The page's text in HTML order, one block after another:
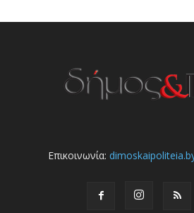
Επικοινωνία: